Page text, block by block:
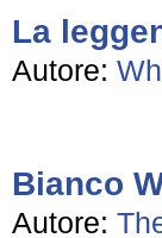
La
Autore:
Bianco
Autore: